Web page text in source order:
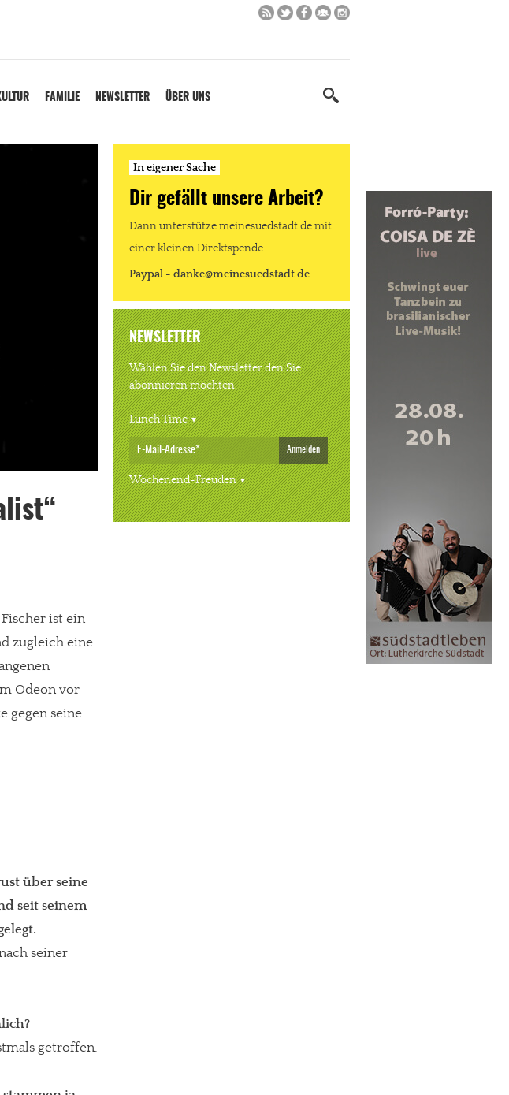
FAMILIE NEWSLETTER ÜBER UNS
ist ein
zugleich eine
Odeon vor
gegen seine
über seine
seit seinem
seiner
getroffen.
In eigener Sache
Dir gefällt unsere Arbeit?
Dann unterstütze meinesuedstadt.de mit
einer kleinen Direktspende.
Paypal - danke@meinesuedstadt.de
NEWSLETTER
Wählen Sie den Newsletter den Sie
abonnieren möchten.
Lunch Time
Anmelden
Wochenend-Freuden